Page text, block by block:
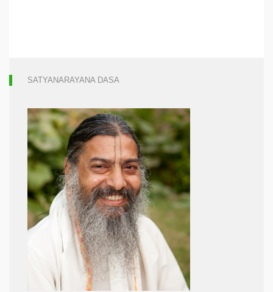
SATYANARAYANA DASA